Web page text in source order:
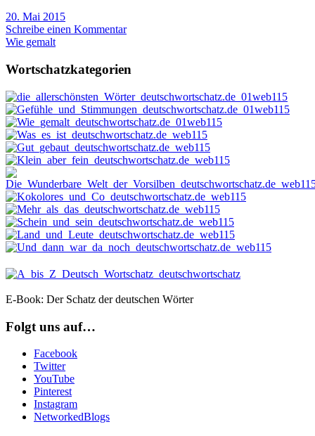
20. Mai 2015
Schreibe einen Kommentar
Wie gemalt
Wortschatzkategorien
E-Book: Der Schatz der deutschen Wörter
Folgt uns auf…
Facebook
Twitter
YouTube
Pinterest
Instagram
NetworkedBlogs